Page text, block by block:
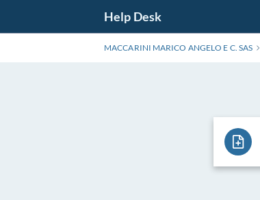
Help Desk
MACCARINI MARICO ANGELO E C. SAS